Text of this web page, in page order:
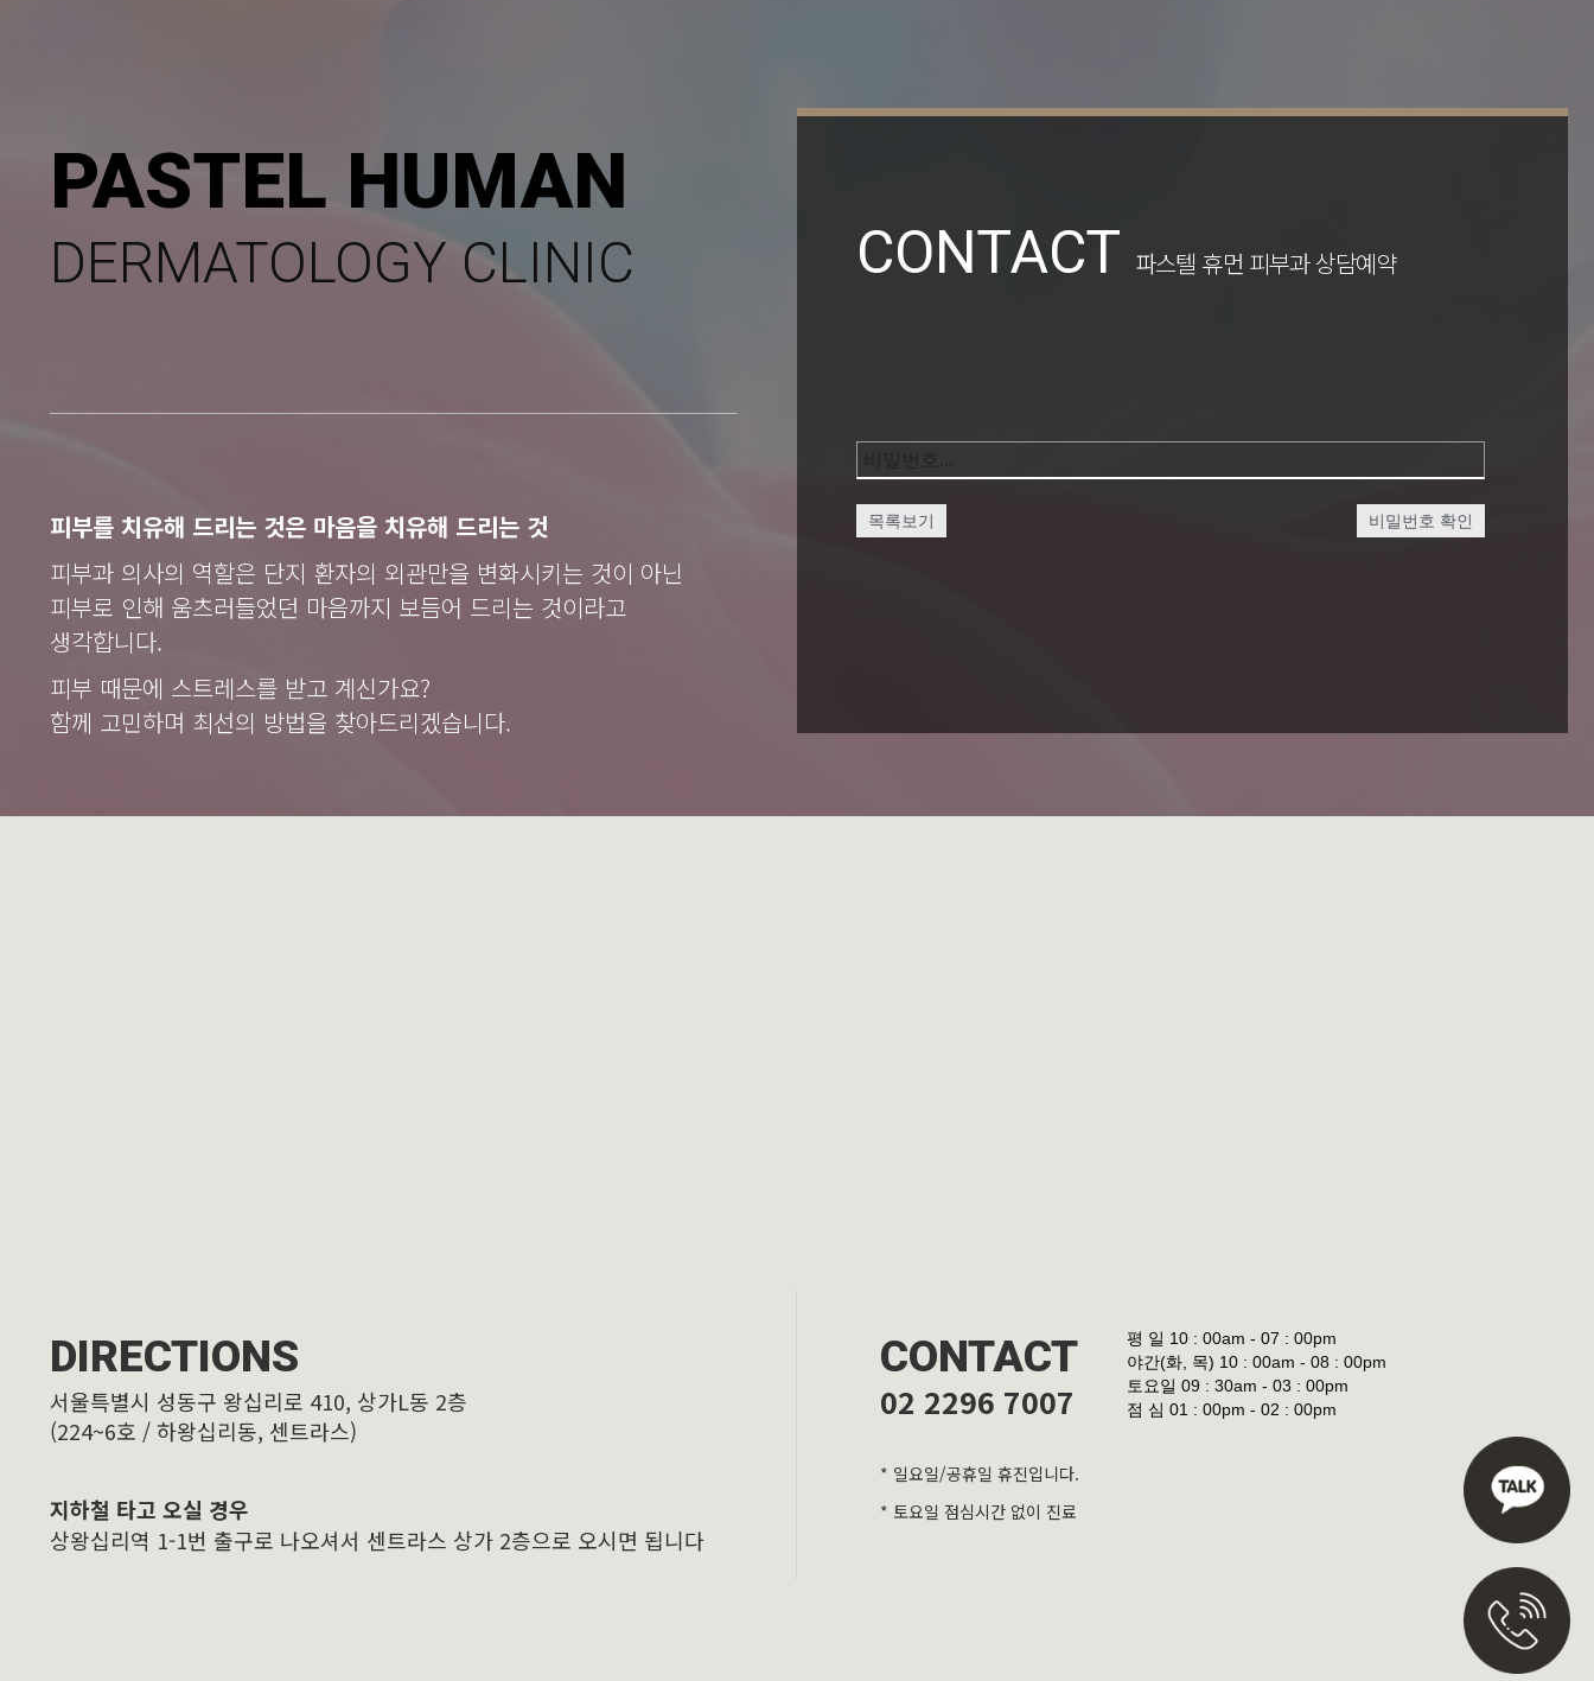
PASTEL HUMAN
DERMATOLOGY CLINIC
피부를 치유해 드리는 것은 마음을 치유해 드리는 것
피부과 의사의 역할은 단지 환자의 외관만을 변화시키는 것이 아닌
피부로 인해 움츠러들었던 마음까지 보듬어 드리는 것이라고
생각합니다.
피부 때문에 스트레스를 받고 계신가요?
함께 고민하며 최선의 방법을 찾아드리겠습니다.
CONTACT 파스텔 휴먼 피부과 상담예약
목록보기 비밀번호 확인
DIRECTIONS
서울특별시 성동구 왕십리로 410, 상가L동 2층
(224~6호 / 하왕십리동, 센트라스)
지하철 타고 오실 경우
상왕십리역 1-1번 출구로 나오셔서 센트라스 상가 2층으로 오시면 됩니다
CONTACT
02 2296 7007
* 일요일/공휴일 휴진입니다.
* 토요일 점심시간 없이 진료
평 일 10 : 00am - 07 : 00pm
야간(화, 목) 10 : 00am - 08 : 00pm
토요일 09 : 30am - 03 : 00pm
점 심 01 : 00pm - 02 : 00pm